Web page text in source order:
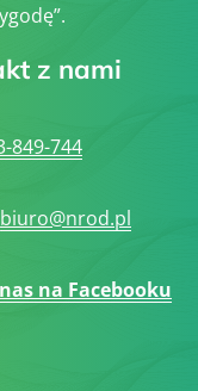
z nami
849-744
biuro@nrod.pl
na Facebooku